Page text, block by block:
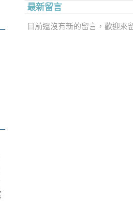
最新留言
目前還沒有新的留言，歡迎來